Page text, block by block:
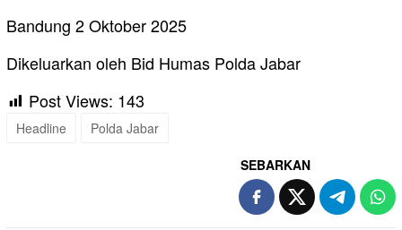
Bandung 2 Oktober 2025
Dikeluarkan oleh Bid Humas Polda Jabar
Post Views: 143
Headline Polda Jabar
SEBARKAN